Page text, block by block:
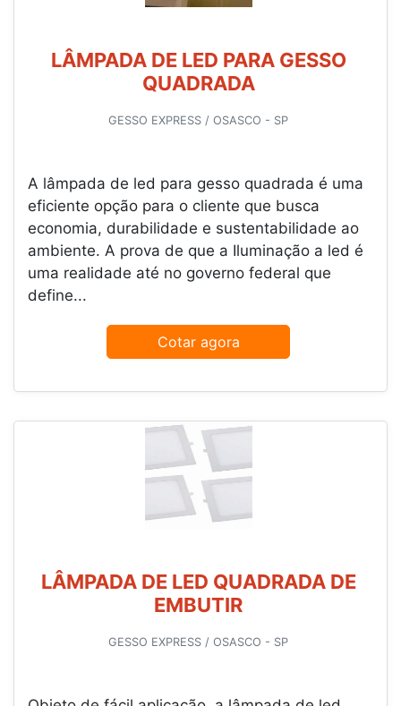
LÂMPADA DE LED PARA GESSO
QUADRADA
GESSO EXPRESS / OSASCO - SP
A lâmpada de led para gesso quadrada é uma
eficiente opção para o cliente que busca
economia, durabilidade e sustentabilidade ao
ambiente. A prova de que a Iluminação a led é
uma realidade até no governo federal que
define...
Cotar agora
LÂMPADA DE LED QUADRADA DE
EMBUTIR
GESSO EXPRESS / OSASCO - SP